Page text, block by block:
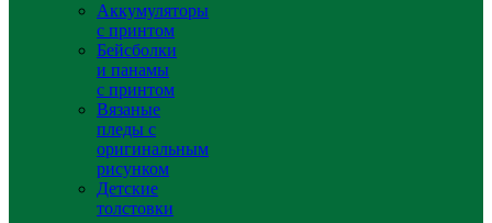
Аккумуляторы
с принтом
Бейсболки
и панамы
с принтом
Вязаные
пледы с
оригинальным
рисунком
Детские
толстовки